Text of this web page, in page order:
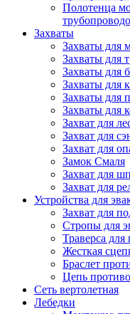
Полотенца
Захваты
Захваты для
Захваты для
Захваты для
Захваты для
Захваты для
Захваты для
Захват для
Захват для
Захват для
Замок Смаля
Захват для
Захват для
Устройства для
Захват для
Стропы для
Траверса
Жесткая
Браслет
Цепь
Сеть вертолетная
Лебедки